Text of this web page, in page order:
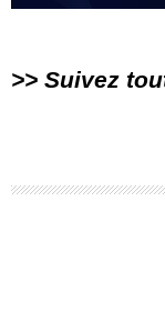
>> Suivez